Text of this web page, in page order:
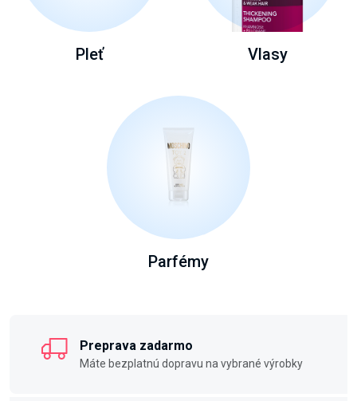
Pleť Vlasy
Parfémy
Preprava zadarmo
Máte bezplatnú dopravu na vybrané výrobky